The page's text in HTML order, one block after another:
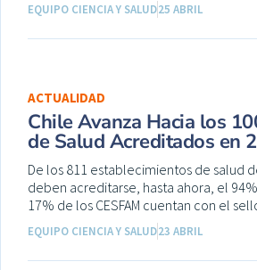
EQUIPO CIENCIA Y SALUD25 ABRIL
ACTUALIDAD
Chile Avanza Hacia los
de Salud Acreditados en
De los 811 establecimientos de salud
deben acreditarse, hasta ahora, el
17% de los CESFAM cuentan con el
EQUIPO CIENCIA Y SALUD23 ABRIL